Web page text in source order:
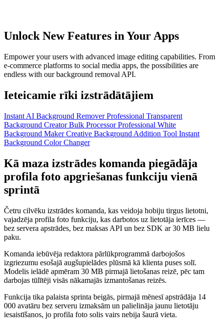
Unlock New Features in Your Apps
Empower your users with advanced image editing capabilities. From
e-commerce platforms to social media apps, the possibilities are
endless with our background removal API.
Ieteicamie rīki izstrādātājiem
Instant AI Background RemoverProfessional Transparent
Background CreatorBulk ProcessorProfessional White
Background MakerCreative Background Addition Tool Instant
Background Color Changer
Kā maza izstrādes komanda piegādāja
profila foto apgriešanas funkciju vienā
sprintā
Četru cilvēku izstrādes komanda, kas veidoja hobiju tirgus lietotni,
vajadzēja profila foto funkciju, kas darbotos uz lietotāja ierīces —
bez servera apstrādes, bez maksas API un bez SDK ar 30 MB lielu
paku.
Komanda iebūvēja redaktora pārlūkprogrammā darbojošos
izgriezumu esošajā augšupielādes plūsmā kā klienta puses solī.
Modelis ielādē apmēram 30 MB pirmajā lietošanas reizē, pēc tam
darbojas tūlītēji visās nākamajās izmantošanas reizēs.
Funkcija tika palaista sprinta beigās, pirmajā mēnesī apstrādāja 14
000 avatāru bez serveru izmaksām un palielināja jaunu lietotāju
iesaistīšanos, jo profila foto solis vairs nebija šaurā vieta.